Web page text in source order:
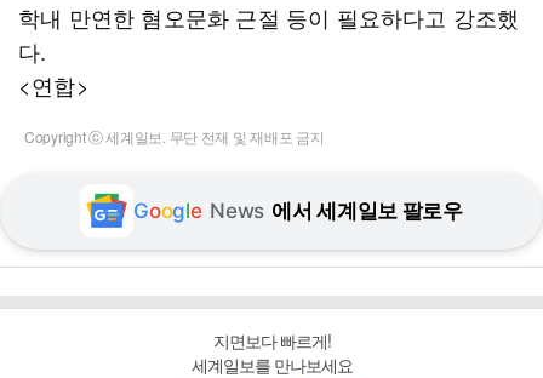
학내 만연한 혐오문화 근절 등이 필요하다고 강조했
다.
<연합>
Copyright ⓒ 세계일보. 무단 전재 및 재배포 금지
Google News 에서 세계일보 팔로우
지면보다 빠르게!
세계일보를 만나보세요